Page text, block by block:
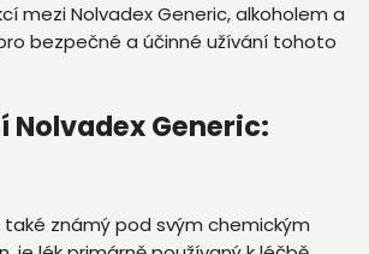
mezi Nolvadex Generic, alkoholem a
bezpečné a účinné užívání tohoto
Nolvadex Generic:
také známý pod svým chemickým